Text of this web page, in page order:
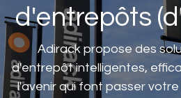
d'entrepôts
Adirack propose des
d'entrepôt intelligentes,
l'avenir qui font passer